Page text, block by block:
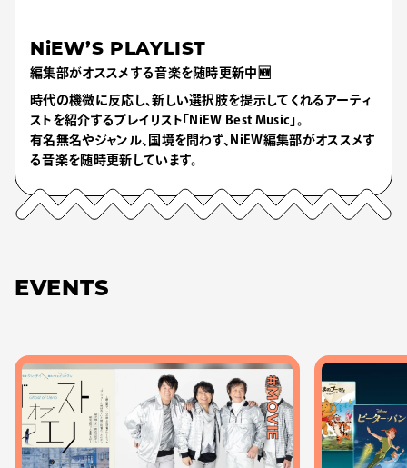
NiEW’S PLAYLIST
編集部がオススメする音楽を随時更新中🆕
時代の機微に反応し、新しい選択肢を提示してくれるアーティ
ストを紹介するプレイリスト「NiEW Best Music」。
有名無名やジャンル、国境を問わず、NiEW編集部がオススメす
る音楽を随時更新しています。
EVENTS
#MOVIE